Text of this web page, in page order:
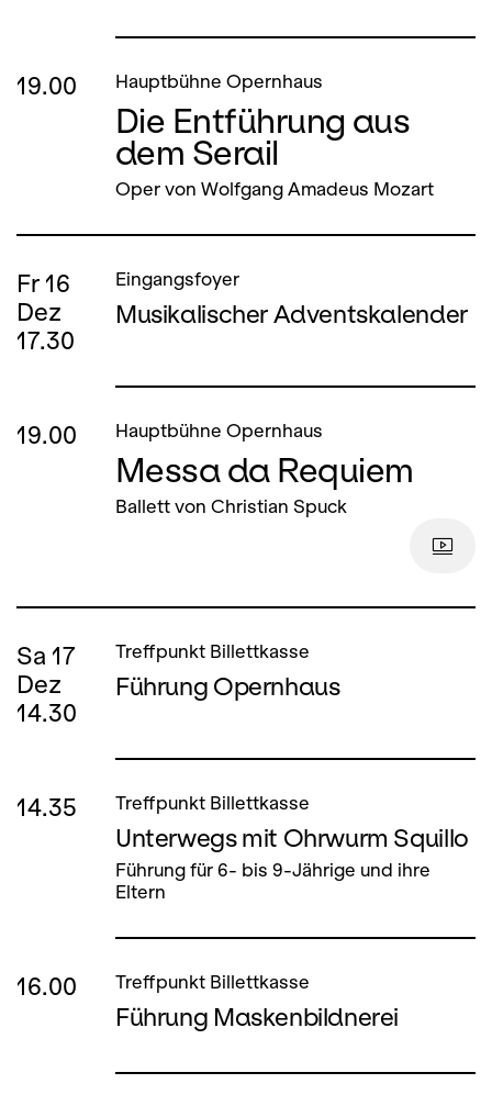
19.00 Hauptbühne Opernhaus
Die Entführung aus
dem Serail
Oper von Wolfgang Amadeus Mozart
Fr 16
Dez
17.30
Eingangsfoyer
Musikalischer Adventskalender
19.00 Hauptbühne Opernhaus
Messa da Requiem
Ballett von Christian Spuck
Sa 17
Dez
14.30
Treffpunkt Billettkasse
Führung Opernhaus
14.35 Treffpunkt Billettkasse
Unterwegs mit Ohrwurm Squillo
Führung für 6- bis 9-Jährige und ihre
Eltern
16.00 Treffpunkt Billettkasse
Führung Maskenbildnerei